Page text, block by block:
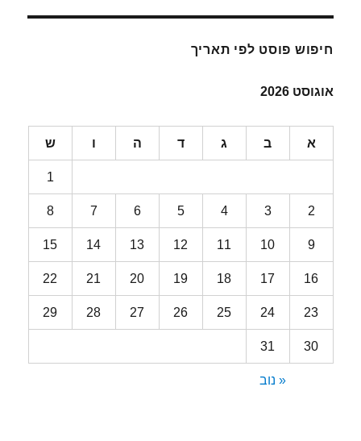
חיפוש פוסט לפי תאריך
אוגוסט 2026
א ב ג ד ה ו ש
1
2
3
4
5
6
7
8
9
10
11
12
13
14
15
16
17
18
19
20
21
22
23
24
25
26
27
28
29
30
31
« נוב